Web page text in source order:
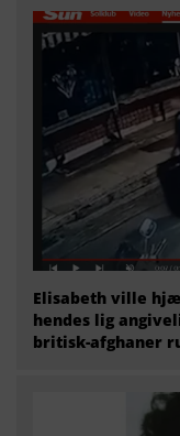
Elisabeth ville
hendes lig
britisk-afghaner